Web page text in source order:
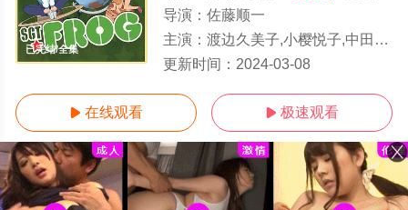
已完结/全集
导演： 佐藤顺一
主演： 渡边久美子,小樱悦子,中田让治,子安武人,草尾毅,川上伦子,斋藤千和,平松晶子,池泽春菜,能登麻美子,广桥凉,石
更新时间： 2024-03-08
 在线观看  极速观看